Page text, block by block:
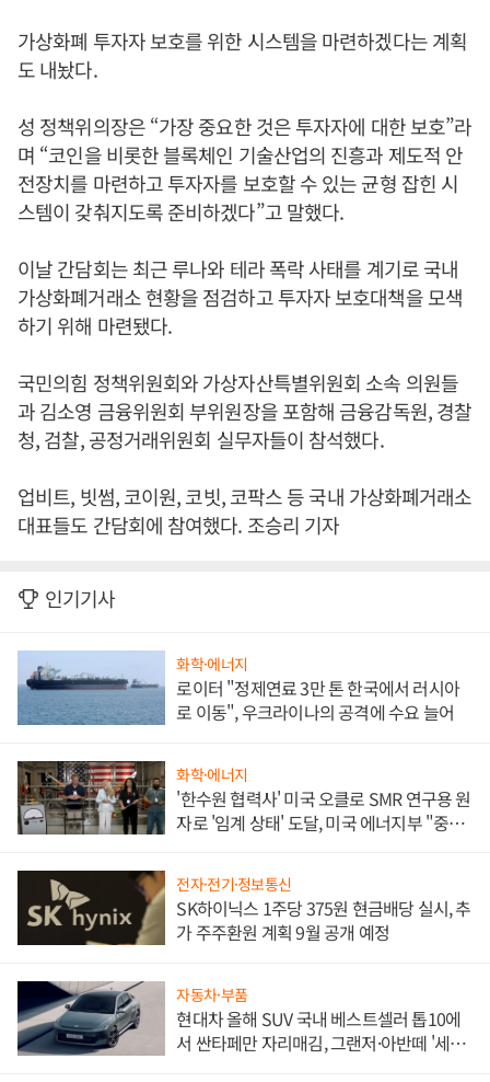
가상화폐 투자자 보호를 위한 시스템을 마련하겠다는 계획
도 내놨다.
성 정책위의장은 “가장 중요한 것은 투자자에 대한 보호”라
며 “코인을 비롯한 블록체인 기술산업의 진흥과 제도적 안
전장치를 마련하고 투자자를 보호할 수 있는 균형 잡힌 시
스템이 갖춰지도록 준비하겠다”고 말했다.
이날 간담회는 최근 루나와 테라 폭락 사태를 계기로 국내
가상화폐거래소 현황을 점검하고 투자자 보호대책을 모색
하기 위해 마련됐다.
국민의힘 정책위원회와 가상자산특별위원회 소속 의원들
과 김소영 금융위원회 부위원장을 포함해 금융감독원, 경찰
청, 검찰, 공정거래위원회 실무자들이 참석했다.
업비트, 빗썸, 코이원, 코빗, 코팍스 등 국내 가상화폐거래소
대표들도 간담회에 참여했다. 조승리 기자
인기기사
화학·에너지
로이터 "정제연료 3만 톤 한국에서 러시아
로 이동", 우크라이나의 공격에 수요 늘어
화학·에너지
'한수원 협력사' 미국 오클로 SMR 연구용 원
자로 '임계 상태' 도달, 미국 에너지부 "중요
전자·전기·정보통신
SK하이닉스 1주당 375원 현금배당 실시, 추
가 주주환원 계획 9월 공개 예정
자동차·부품
현대차 올해 SUV 국내 베스트셀러 톱10에
서 싼타페만 자리매김, 그랜저·아반떼 '세단